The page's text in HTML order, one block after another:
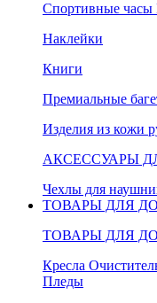
Спортивные часы
Наклейки
Книги
Премиальные
Изделия из кожи
АКСЕССУАРЫ
Чехлы для
ТОВАРЫ ДЛЯ
ТОВАРЫ ДЛЯ
Кресла
Пледы